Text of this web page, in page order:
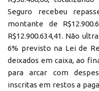
Seguro recebeu
montante de
R$12.900.634,41. Não
6% previsto na Lei de
deixados em caixa, ao
para arcar com
inscritas em restos a